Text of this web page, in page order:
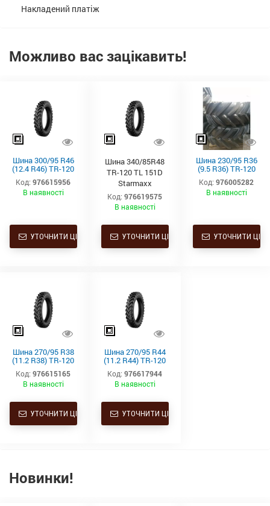
Накладений платіж
Можливо вас зацікавить!
Шина 300/95 R46
(12.4 R46) TR-120
TL 148A8/148B
Starmaxx
Код: 976615956
В наявності
УТОЧНИТИ ЦІНУ
Шина 340/85R48
TR-120 TL 151D
Starmaxx
Код: 976619575
В наявності
УТОЧНИТИ ЦІНУ
Шина 230/95 R36
(9.5 R36) TR-120
TL 128A8/128B
Starmaxx
Код: 976005282
В наявності
УТОЧНИТИ ЦІНУ
Шина 270/95 R38
(11.2 R38) TR-120
TL 140A8/140B
Starmaxx
Код: 976615165
В наявності
УТОЧНИТИ ЦІНУ
Шина 270/95 R44
(11.2 R44) TR-120
TL 142A8/142B
Starmaxx
Код: 976617944
В наявності
УТОЧНИТИ ЦІНУ
Новинки!